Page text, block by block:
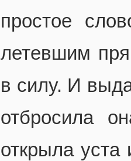
простое
летевшим
в силу. И
отбросила
открыла уста